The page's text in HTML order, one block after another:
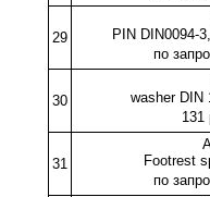
29
PIN DIN0094-
по
30
washer DIN
131
31
Footrest
по